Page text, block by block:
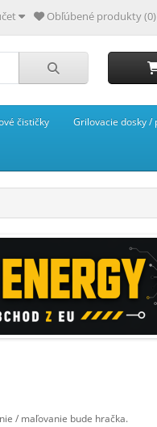
Obľúbené produkty (0)
čističky Grilovacie dosky /
/ maľovanie bude hračka.